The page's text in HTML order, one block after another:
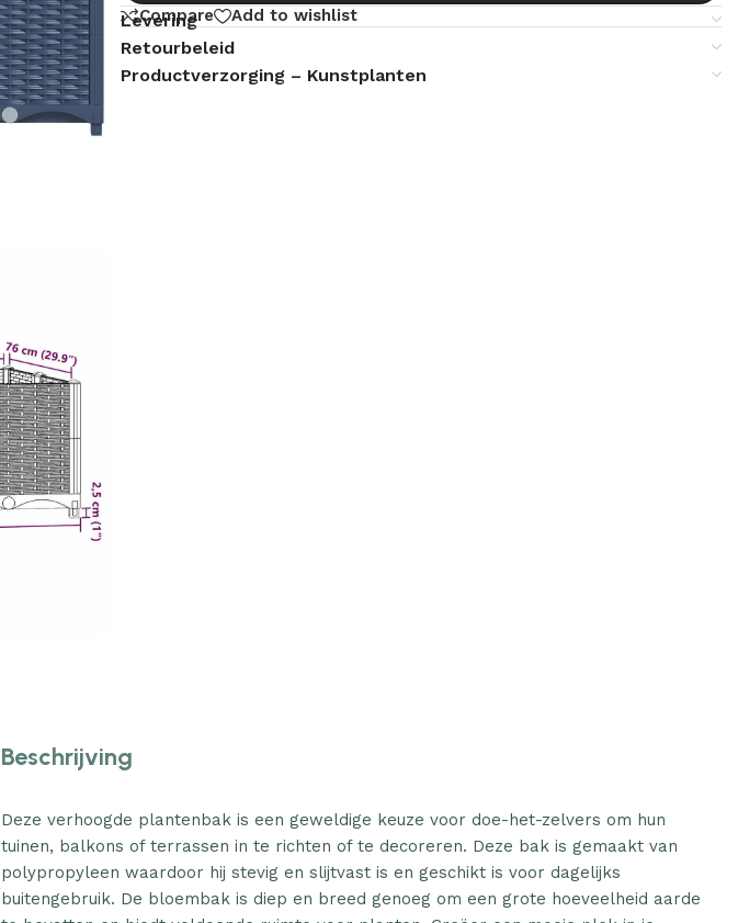
Compare Add to wishlist
Levering
Retourbeleid
Productverzorging – Kunstplanten
Beschrijving
Deze verhoogde plantenbak is een geweldige keuze voor doe-het-zelvers om hun
tuinen, balkons of terrassen in te richten of te decoreren. Deze bak is gemaakt van
polypropyleen waardoor hij stevig en slijtvast is en geschikt is voor dagelijks
buitengebruik. De bloembak is diep en breed genoeg om een grote hoeveelheid aarde